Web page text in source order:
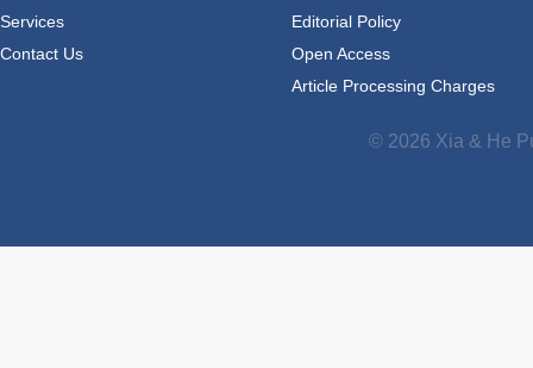
Services
Contact Us
Editorial Policy
Open Access
Article Processing Charges
© 2026 Xia & He